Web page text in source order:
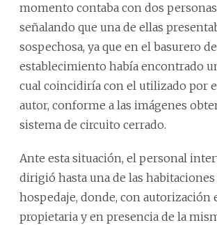
momento contaba con dos
señalando que una de ellas
sospechosa, ya que en el basurero
establecimiento había encontrado
cual coincidiría con el utilizado por
autor, conforme a las imágenes
sistema de circuito cerrado.
Ante esta situación, el personal
dirigió hasta una de las
hospedaje, donde, con autorización
propietaria y en presencia de la